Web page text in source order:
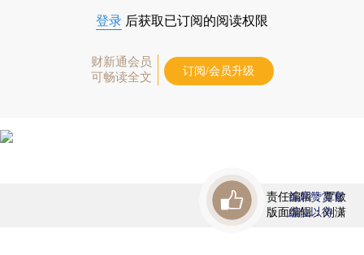
登录 后获取已订阅的阅读权限
财新通会员
可畅读全文
订阅/会员升级
责任编辑：覃敏
版面编辑：刘潇
首席赞赏官
虚位以待